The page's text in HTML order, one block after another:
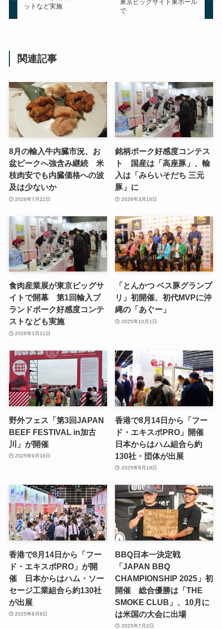
ットなど実施
東京ビッグサイト東ホール
で
関連記事
8月の輸入牛内臓市況、お
盆ピークへ強含み継続 米
枝肉安でも内臓価格への波
及は少ないか
2026年7月22日
銘柄ポーク好感度コンテス
ト 国産は「高座豚」、輸
入は「みらいそだち 三元
豚」に
2026年3月16日
食肉産業展が東京ビッグサ
イトで開幕 第1回輸入ブ
ランドポーク好感度コンテ
ストなども実施
2026年3月11日
「とんかつ ベス豚グランプ
リ」初開催、初代MVPに沖
縄の「あぐー」
2025年10月1日
野外フェス「第3回JAPAN
BEEF FESTIVAL in加古
川」が開催
2025年9月18日
香港で8月14日から「フー
ド・エキスポPRO」開催
日本からはハム組合ら約
130社・団体が出展
2025年8月19日
香港で8月14日から「フー
ド・エキスポPRO」が開
催 日本からはハム・ソー
セージ工業組合ら約130社
が出展
2025年8月8日
BBQ日本一決定戦
「JAPAN BBQ
CHAMPIONSHIP 2025」初
開催 総合優勝は「THE
SMOKE CLUB」、10月に
は米国の大会に出場
2025年7月2日